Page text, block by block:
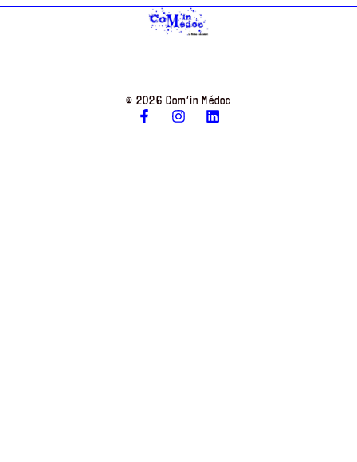
© 2026 Com’in Médoc